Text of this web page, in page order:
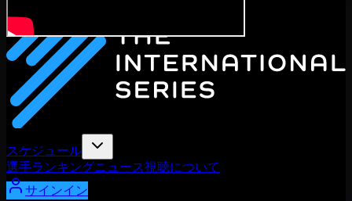
スケジュール
選手ランキングニュース視聴について
サインイン